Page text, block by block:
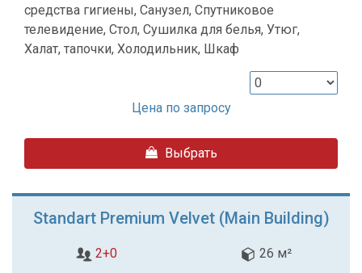
средства гигиены, Санузел, Спутниковое
телевидение, Стол, Сушилка для белья, Утюг,
Халат, тапочки, Холодильник, Шкаф
Цена по запросу
Выбрать
Standart Premium Velvet (Main Building)
2+0 26 м²